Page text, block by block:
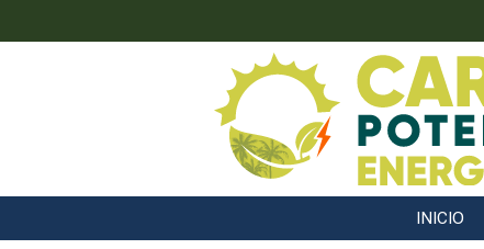
INICIO